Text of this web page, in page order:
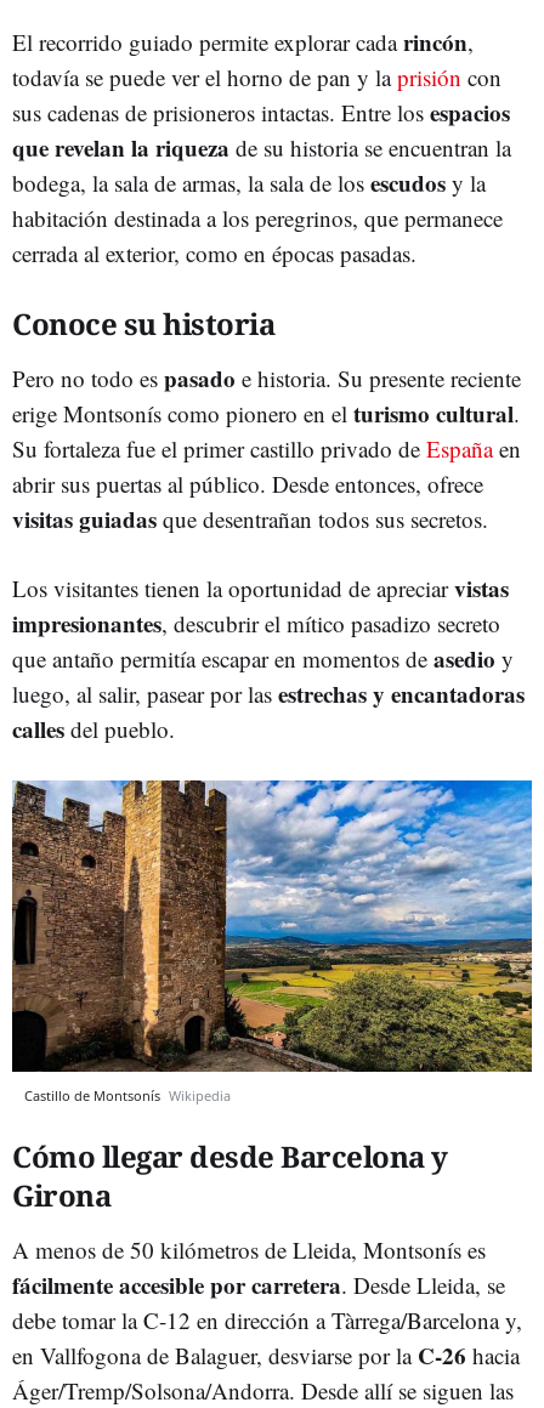
El recorrido guiado permite explorar cadarincón,
todavía se puede ver el horno de pan y laprisión con
sus cadenas de prisioneros intactas. Entre los espacios
que revelan la riqueza de su historia se encuentran la
bodega, la sala de armas, la sala de los escudos y la
habitación destinada a los peregrinos, que permanece
cerrada al exterior, como en épocas pasadas.
Conoce su historia
Pero no todo es pasado e historia. Su presente reciente
erige Montsonís como pionero en el turismo cultural.
Su fortaleza fue el primer castillo privado de Españaen
abrir sus puertas al público. Desde entonces, ofrece
visitas guiadas que desentrañan todos sus secretos.
Los visitantes tienen la oportunidad de apreciarvistas
impresionantes, descubrir el mítico pasadizo secreto
que antaño permitía escapar en momentos de asedio y
luego, al salir, pasear por las estrechas y encantadoras
calles del pueblo.
Castillo de Montsonís Wikipedia
Cómo llegar desde Barcelona y
Girona
A menos de 50 kilómetros de Lleida, Montsonís es
fácilmente accesible por carretera. Desde Lleida, se
debe tomar la C-12 en dirección a Tàrrega/Barcelona y,
en Vallfogona de Balaguer, desviarse por la C-26 hacia
Áger/Tremp/Solsona/Andorra. Desde allí se siguen las